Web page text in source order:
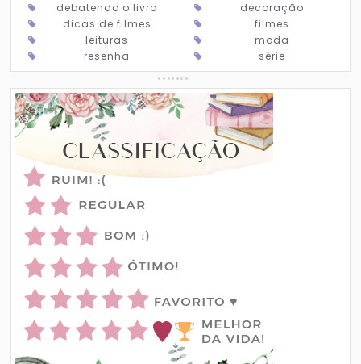
debatendo o livro
decoração
dicas de filmes
filmes
leituras
moda
resenha
série